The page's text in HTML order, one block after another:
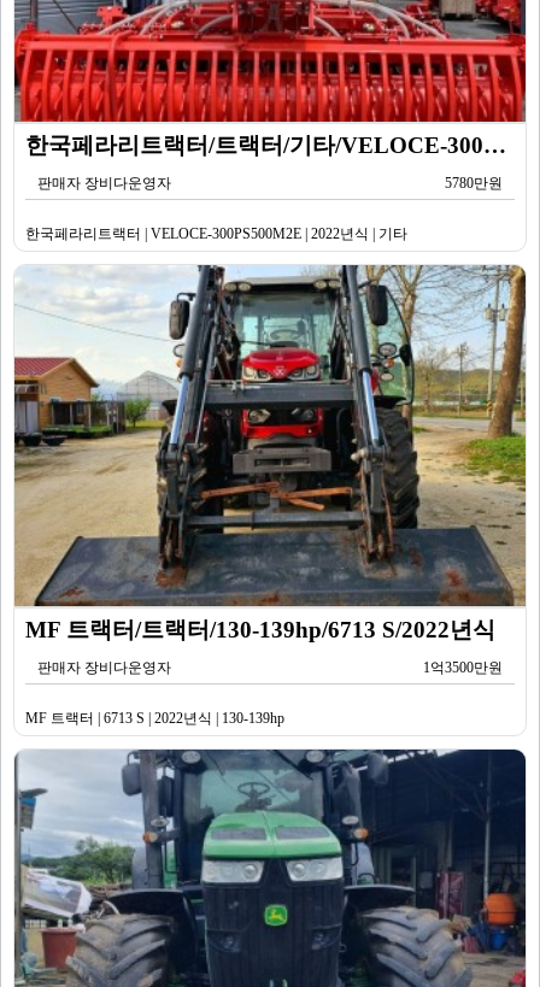
한국페라리트랙터/트랙터/기타/VELOCE-300PS500M2E/2022년식
판매자 장비다운영자 5780만원
한국페라리트랙터 | VELOCE-300PS500M2E | 2022년식 | 기타
MF 트랙터/트랙터/130-139hp/6713 S/2022년식
판매자 장비다운영자 1억3500만원
MF 트랙터 | 6713 S | 2022년식 | 130-139hp